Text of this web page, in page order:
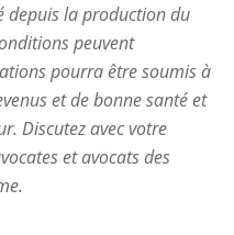
depuis la production du
peuvent
pourra être soumis à
et de bonne santé et
Discutez avec votre
et avocats des